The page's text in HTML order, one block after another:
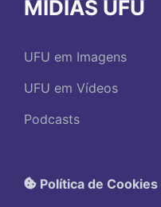
MÍDIAS UFU
UFU em Imagens
UFU em Vídeos
Podcasts
Política de